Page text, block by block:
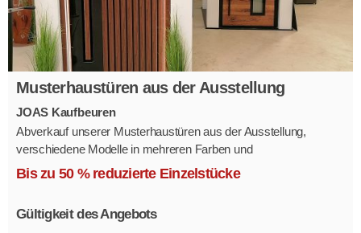
Musterhaustüren aus der Ausstellung
JOAS Kaufbeuren
Abverkauf unserer Musterhaustüren aus der Ausstellung,
verschiedene Modelle in mehreren Farben und
Ausstattungsvarianten.
Bis zu 50 % reduzierte Einzelstücke
Gültigkeit des Angebots